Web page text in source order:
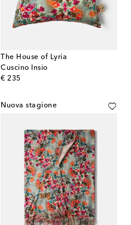
The House of Lyria
Cuscino Insio
€ 235
original price
Nuova stagione